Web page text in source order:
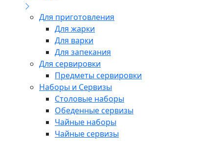
Для приготовления
Для жарки
Для варки
Для запекания
Для сервировки
Предметы сервировки
Наборы и Сервизы
Столовые наборы
Обеденные сервизы
Чайные наборы
Чайные сервизы